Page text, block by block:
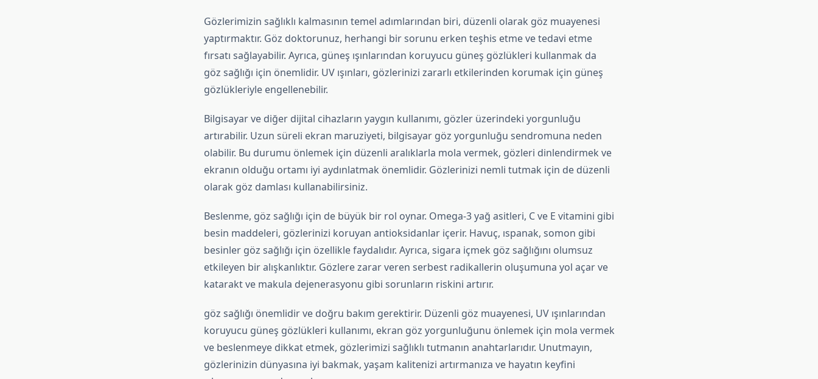
Gözlerimizin sağlıklı kalmasının temel adımlarından biri, düzenli olarak göz muayenesi
yaptırmaktır. Göz doktorunuz, herhangi bir sorunu erken teşhis etme ve tedavi etme
fırsatı sağlayabilir. Ayrıca, güneş ışınlarından koruyucu güneş gözlükleri kullanmak da
göz sağlığı için önemlidir. UV ışınları, gözlerinizi zararlı etkilerinden korumak için güneş
gözlükleriyle engellenebilir.
Bilgisayar ve diğer dijital cihazların yaygın kullanımı, gözler üzerindeki yorgunluğu
artırabilir. Uzun süreli ekran maruziyeti, bilgisayar göz yorgunluğu sendromuna neden
olabilir. Bu durumu önlemek için düzenli aralıklarla mola vermek, gözleri dinlendirmek ve
ekranın olduğu ortamı iyi aydınlatmak önemlidir. Gözlerinizi nemli tutmak için de düzenli
olarak göz damlası kullanabilirsiniz.
Beslenme, göz sağlığı için de büyük bir rol oynar. Omega-3 yağ asitleri, C ve E vitamini gibi
besin maddeleri, gözlerinizi koruyan antioksidanlar içerir. Havuç, ıspanak, somon gibi
besinler göz sağlığı için özellikle faydalıdır. Ayrıca, sigara içmek göz sağlığını olumsuz
etkileyen bir alışkanlıktır. Gözlere zarar veren serbest radikallerin oluşumuna yol açar ve
katarakt ve makula dejenerasyonu gibi sorunların riskini artırır.
göz sağlığı önemlidir ve doğru bakım gerektirir. Düzenli göz muayenesi, UV ışınlarından
koruyucu güneş gözlükleri kullanımı, ekran göz yorgunluğunu önlemek için mola vermek
ve beslenmeye dikkat etmek, gözlerimizi sağlıklı tutmanın anahtarlarıdır. Unutmayın,
gözlerinizin dünyasına iyi bakmak, yaşam kalitenizi artırmanıza ve hayatın keyfini